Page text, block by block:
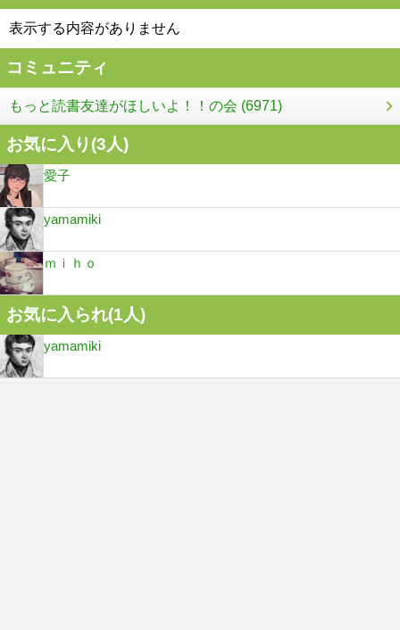
表示する内容がありません
コミュニティ
もっと読書友達がほしいよ！！の会 (6971)
お気に入り(3人)
愛子
yamamiki
ｍｉｈｏ
お気に入られ(1人)
yamamiki